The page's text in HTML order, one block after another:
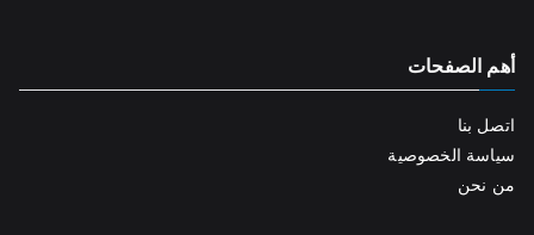
أهم الصفحات
اتصل بنا
سياسة الخصوصية
من نحن